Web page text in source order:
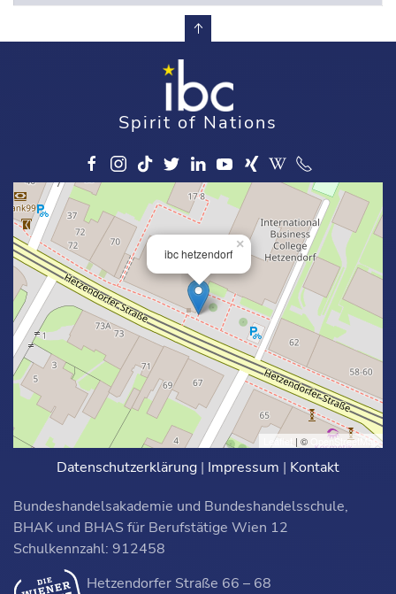
Spirit of Nations
ibc hetzendorf
×
Leaflet | © OpenStreetMap
Datenschutzerklärung | Impressum | Kontakt
Bundeshandelsakademie und Bundeshandelsschule,
BHAK und BHAS für Berufstätige Wien 12
Schulkennzahl: 912458
Hetzendorfer Straße 66 – 68